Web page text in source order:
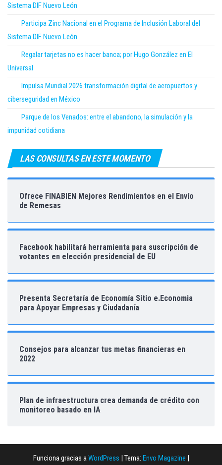
Sistema DIF Nuevo León
Participa Zinc Nacional en el Programa de Inclusión Laboral del
Sistema DIF Nuevo León
Regalar tarjetas no es hacer banca; por Hugo González en El
Universal
Impulsa Mundial 2026 transformación digital de aeropuertos y
ciberseguridad en México
Parque de los Venados: entre el abandono, la simulación y la
impunidad cotidiana
LAS CONSULTAS EN ESTE MOMENTO
Ofrece FINABIEN Mejores Rendimientos en el Envío
de Remesas
Facebook habilitará herramienta para suscripción de
votantes en elección presidencial de EU
Presenta Secretaría de Economía Sitio e.Economia
para Apoyar Empresas y Ciudadanía
Consejos para alcanzar tus metas financieras en
2022
Plan de infraestructura crea demanda de crédito con
monitoreo basado en IA
Funciona gracias aWordPress | Tema: Envo Magazine |